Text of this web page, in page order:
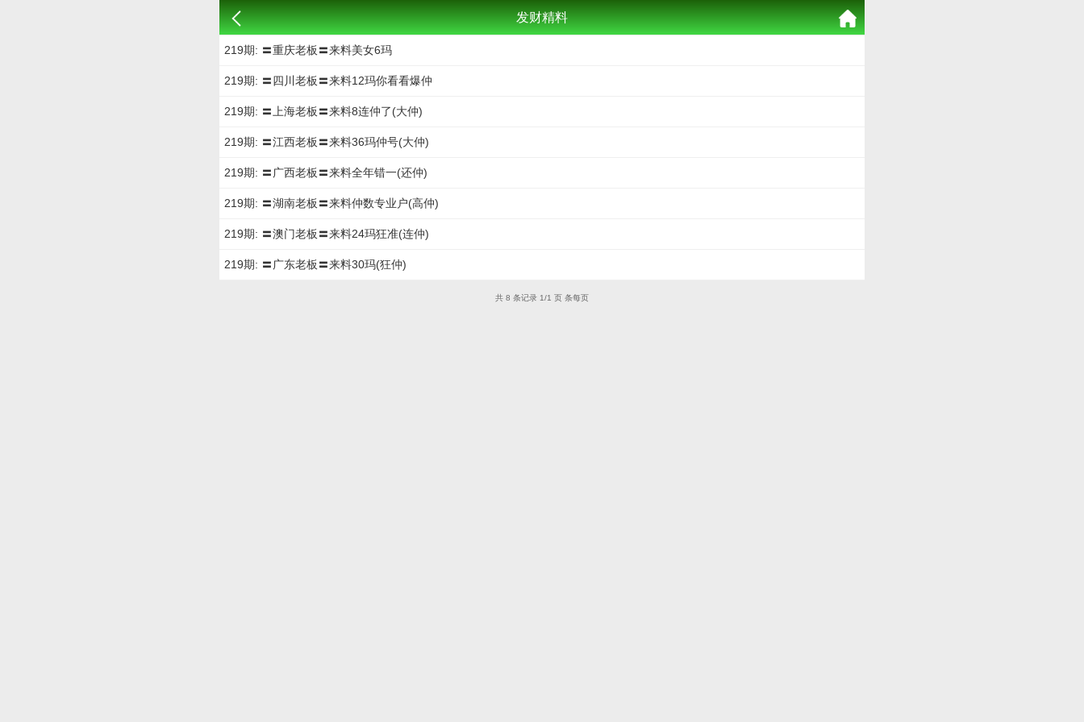
发财精料
219期: 〓重庆老板〓来料美女6玛
219期: 〓四川老板〓来料12玛你看看爆仲
219期: 〓上海老板〓来料8连仲了(大仲)
219期: 〓江西老板〓来料36玛仲号(大仲)
219期: 〓广西老板〓来料全年错一(还仲)
219期: 〓湖南老板〓来料仲数专业户(高仲)
219期: 〓澳门老板〓来料24玛狂准(连仲)
219期: 〓广东老板〓来料30玛(狂仲)
共 8 条记录 1/1 页 条每页